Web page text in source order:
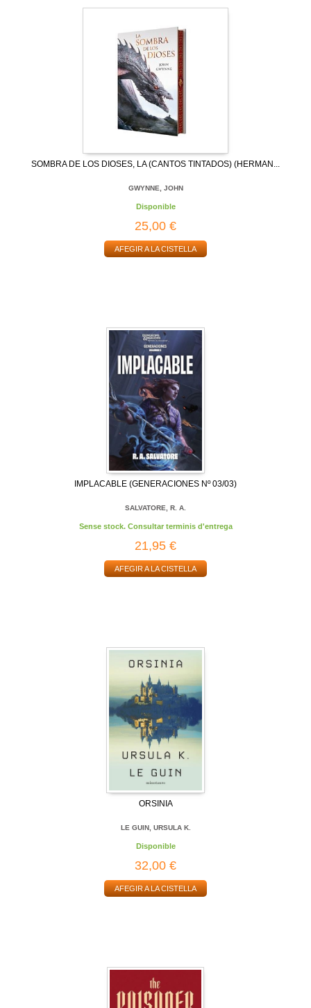
SOMBRA DE LOS DIOSES, LA (CANTOS TINTADOS) (HERMAN...
GWYNNE, JOHN
Disponible
25,00 €
AFEGIR A LA CISTELLA
IMPLACABLE (GENERACIONES Nº 03/03)
SALVATORE, R. A.
Sense stock. Consultar terminis d'entrega
21,95 €
AFEGIR A LA CISTELLA
ORSINIA
LE GUIN, URSULA K.
Disponible
32,00 €
AFEGIR A LA CISTELLA